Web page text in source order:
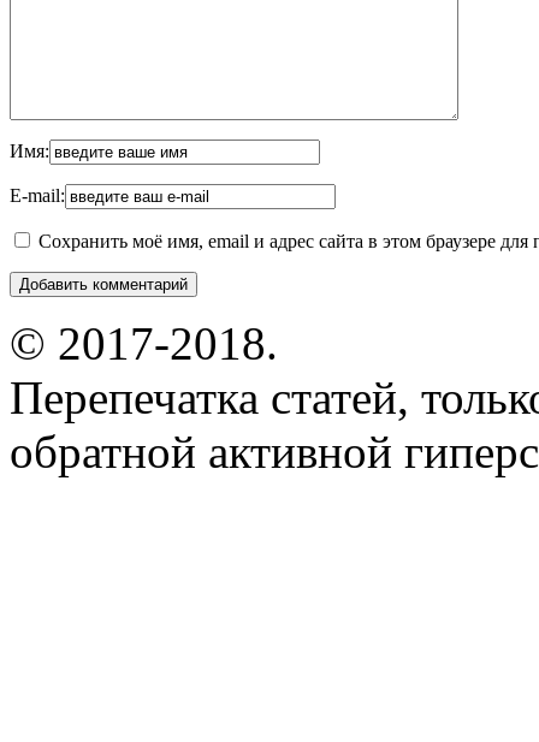
Имя:
E-mail:
Сохранить моё имя, email и адрес сайта в этом браузере
© 2017-2018.
Перепечатка статей,
обратной активной